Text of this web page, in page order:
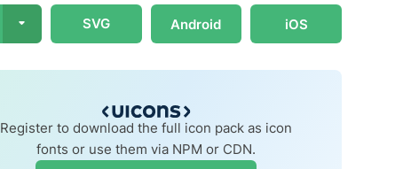
SVG Android iOS
Register to download the full icon pack as icon
fonts or use them via NPM or CDN.